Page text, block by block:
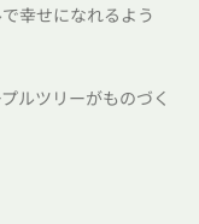
幸せになれるよう
ルツリーがものづく